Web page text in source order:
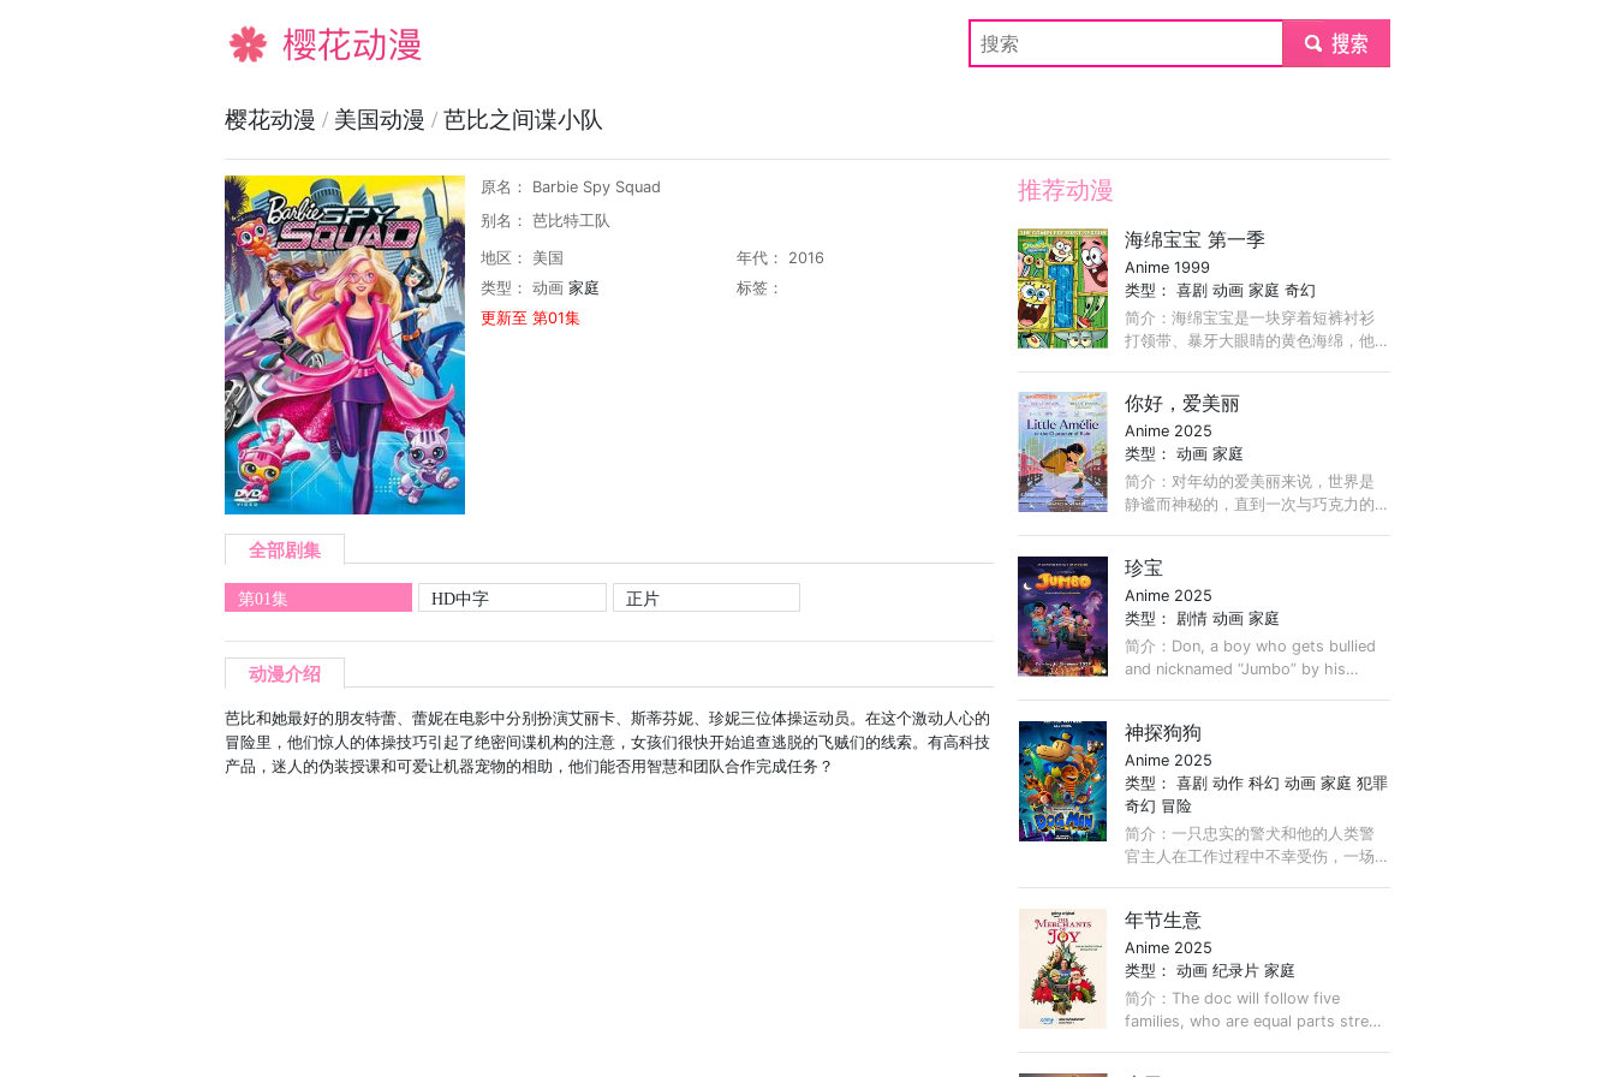
樱花动漫 submit
樱花动漫 / 美国动漫 / 芭比之间谍小队
原名： Barbie Spy Squad
别名： 芭比特工队
地区： 美国
年代： 2016
类型： 动画 家庭
标签：
更新至 第01集
全部剧集
第01集 HD中字 正片
动漫介绍
芭比和她最好的朋友特蕾、蕾妮在电影中分别扮演艾丽卡、斯蒂芬妮、珍妮三位体操运动员。在这个激动人心的
冒险里，他们惊人的体操技巧引起了绝密间谍机构的注意，女孩们很快开始追查逃脱的飞贼们的线索。有高科技
产品，迷人的伪装授课和可爱让机器宠物的相助，他们能否用智慧和团队合作完成任务？
推荐动漫
海绵宝宝 第一季
Anime 1999
类型：喜剧 动画 家庭 奇幻
简介：海绵宝宝是一块穿着短裤衬衫
打领带、暴牙大眼睛的黄色海绵，他
和，生活无忧无虑。 ...
你好，爱美丽
Anime 2025
类型：动画 家庭
简介：对年幼的爱美丽来说，世界是
静谧而神秘的，直到一次与巧克力的
西尾小姐建立起深厚情感，也在她的
陪伴下，学会聆听风、触摸雨、感受
光。 ...
珍宝
Anime 2025
类型： 剧情 动画 家庭
简介：Don, a boy who gets bullied
and nicknamed “Jumbo” by his
the bully, but a spirit named Meri
suddenly ...
神探狗狗
Anime 2025
类型：喜剧 动作 科幻 动画 家庭 犯罪
奇幻 冒险
简介：一只忠实的警犬和他的人类警
官主人在工作过程中不幸受伤，一场
起、坐下和翻身，同时也要追捕他的
宿敌：超级恶棍猫咪佩蒂。 ...
年节生意
Anime 2025
类型：动画 纪录片 家庭
简介：The doc will follow five
families, who are equal parts street